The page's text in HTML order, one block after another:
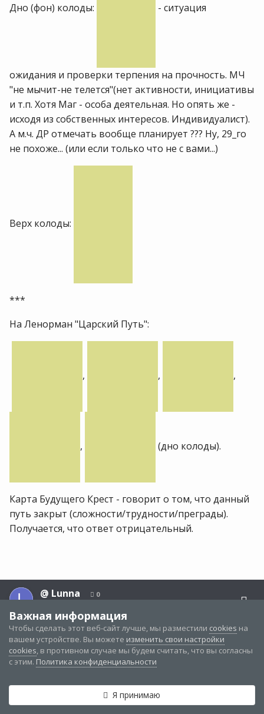
Дно (фон) колоды: - ситуация
ожидания и проверки терпения на прочность. МЧ
"не мычит-не телется"(нет активности, инициативы
и т.п. Хотя Маг - особа деятельная. Но опять же -
исходя из собственных интересов. Индивидуалист).
А м.ч. ДР отмечать вообще планирует ??? Ну, 29_го
не похоже... (или если только что не с вами...)
Верх колоды:
***
На Ленорман "Царский Путь":
, , ,
, (дно колоды).
Карта Будущего Крест - говорит о том, что данный
путь закрыт (сложности/трудности/преграды).
Получается, что ответ отрицательный.
@ Lunna 0
@Анжелика
17 часов назад, Анжелика сказал:
Здравствуйте. Пожалуйста, посмотрите
пригласит ли меня МЧ на день рождения 29.04 .
Важная информация
Чтобы сделать этот веб-сайт лучше, мы разместили cookies на
вашем устройстве. Вы можете изменить свои настройки
cookies, в противном случае мы будем считать, что вы согласны
с этим. Политика конфиденциальности
Я принимаю
Категории и разделы Непрочитанные Больше